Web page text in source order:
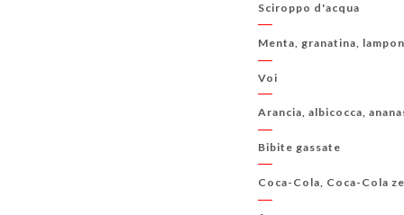
Sciroppo d'acqua
Menta, granatina,
Voi
Arancia, albicocca,
Bibite gassate
Coca-Cola, Coca-Cola